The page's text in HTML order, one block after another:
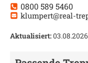
0800 589 5460
klumpert@real-
Aktualisiert:03.08.2026